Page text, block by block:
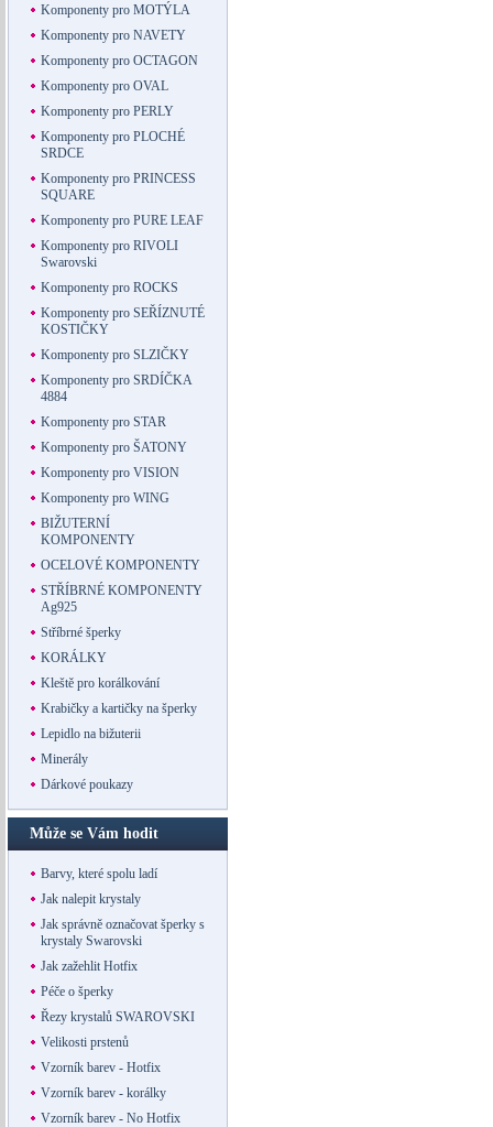
Komponenty pro MOTÝLA
Komponenty pro NAVETY
Komponenty pro OCTAGON
Komponenty pro OVAL
Komponenty pro PERLY
Komponenty pro PLOCHÉ
SRDCE
Komponenty pro PRINCESS
SQUARE
Komponenty pro PURE LEAF
Komponenty pro RIVOLI
Swarovski
Komponenty pro ROCKS
Komponenty pro SEŘÍZNUTÉ
KOSTIČKY
Komponenty pro SLZIČKY
Komponenty pro SRDÍČKA
4884
Komponenty pro STAR
Komponenty pro ŠATONY
Komponenty pro VISION
Komponenty pro WING
BIŽUTERNÍ
KOMPONENTY
OCELOVÉ KOMPONENTY
STŘÍBRNÉ KOMPONENTY
Ag925
Stříbrné šperky
KORÁLKY
Kleště pro korálkování
Krabičky a kartičky na šperky
Lepidlo na bižuterii
Minerály
Dárkové poukazy
Může se Vám hodit
Barvy, které spolu ladí
Jak nalepit krystaly
Jak správně označovat šperky s
krystaly Swarovski
Jak zažehlit Hotfix
Péče o šperky
Řezy krystalů SWAROVSKI
Velikosti prstenů
Vzorník barev - Hotfix
Vzorník barev - korálky
Vzorník barev - No Hotfix